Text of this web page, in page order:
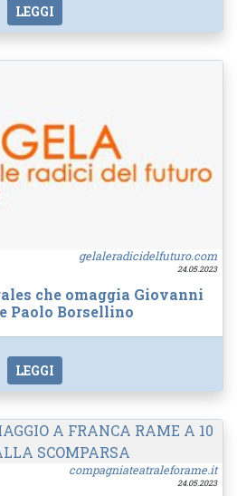
LEGGI
gelaleradicidelfuturo.com
24.05.2023
che omaggia Giovanni
Paolo Borsellino
LEGGI
compagniateatraleforame.it
24.05.2023